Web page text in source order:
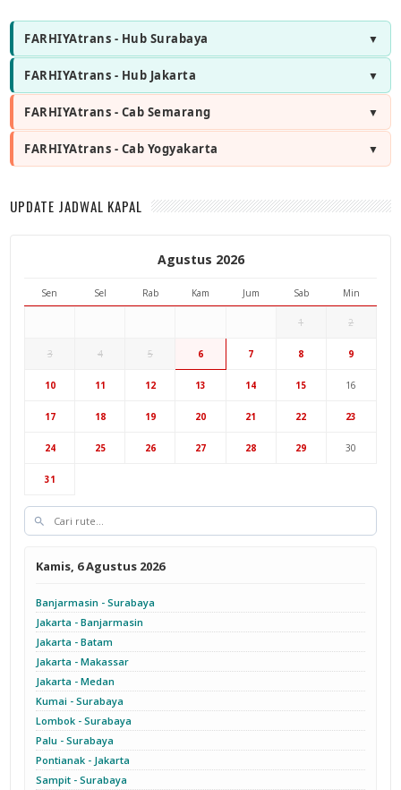
FARHIYAtrans - Hub Surabaya
Hub Surabaya
FARHIYAtrans - Hub Jakarta
FARHIYAtrans - Cab Semarang
FARHIYAtrans - Cab Yogyakarta
Cab Yogyakarta
UPDATE JADWAL KAPAL
Agustus 2026
Sen Sel Rab Kam Jum Sab Min
1 2
3 4 5 6 7 8 9
10 11 12 13 14 15 16
17 18 19 20 21 22 23
24 25 26 27 28 29 30
31
Kamis, 6 Agustus 2026
Banjarmasin - Surabaya
Jakarta - Banjarmasin
Jakarta - Batam
Jakarta - Makassar
Jakarta - Medan
Kumai - Surabaya
Lombok - Surabaya
Palu - Surabaya
Pontianak - Jakarta
Sampit - Surabaya